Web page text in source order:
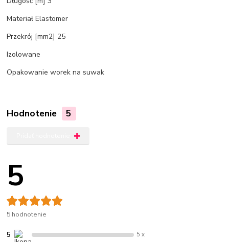
Materiał Elastomer
Przekrój [mm2] 25
Izolowane
Opakowanie worek na suwak
Hodnotenie 5
5
5 hodnotenie
5 5 x